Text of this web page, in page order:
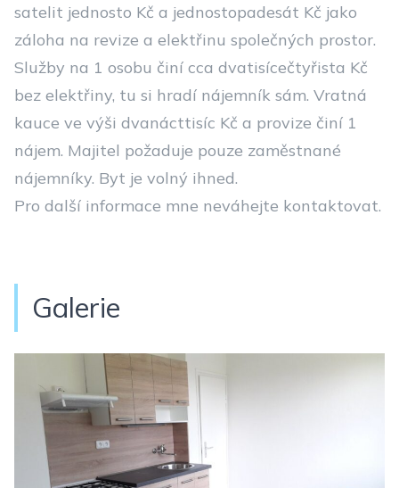
satelit jednosto Kč a jednostopadesát Kč jako
záloha na revize a elektřinu společných prostor.
Služby na 1 osobu činí cca dvatisícečtyřista Kč
bez elektřiny, tu si hradí nájemník sám. Vratná
kauce ve výši dvanácttisíc Kč a provize činí 1
nájem. Majitel požaduje pouze zaměstnané
nájemníky. Byt je volný ihned.
Pro další informace mne neváhejte kontaktovat.
Galerie